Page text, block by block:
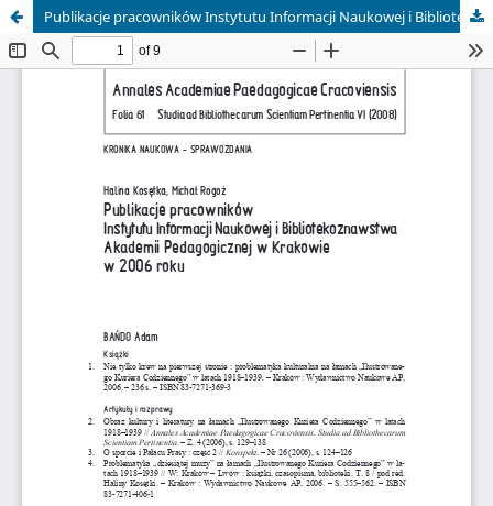
Publikacje pracowników Instytutu Informacji Naukowej i Bibliotekoznawstwa Akademii Pedagogicznej w Krakowie w 2006 roku